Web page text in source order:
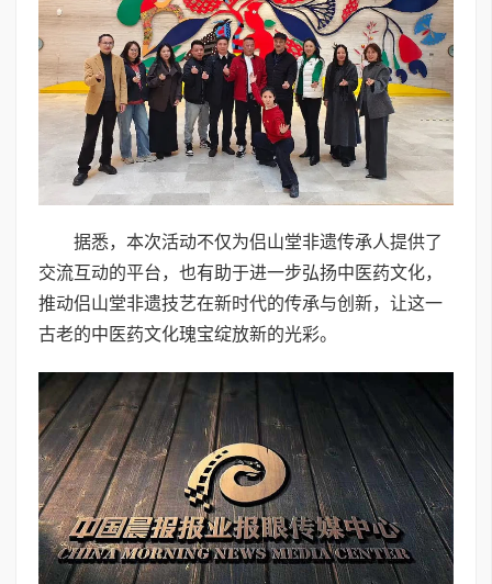
据悉，本次活动不仅为侣山堂非遗传承人提供了
交流互动的平台，也有助于进一步弘扬中医药文化，
推动侣山堂非遗技艺在新时代的传承与创新，让这一
古老的中医药文化瑰宝绽放新的光彩。